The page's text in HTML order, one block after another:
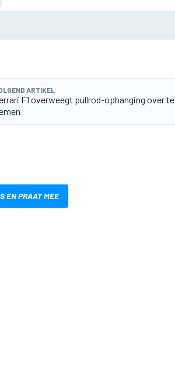
ARTIKEL
F1 overweegt pullrod-ophanging over te
EN PRAAT MEE